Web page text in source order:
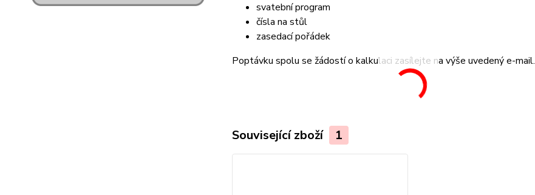
svatební program
čísla na stůl
zasedací pořádek
Poptávku spolu se žádostí o kalkulaci zasílejte na výše uvedený e-mail.
Související zboží 1